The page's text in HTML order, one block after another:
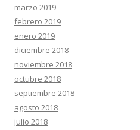
marzo 2019
febrero 2019
enero 2019
diciembre 2018
noviembre 2018
octubre 2018
septiembre 2018
agosto 2018
julio 2018